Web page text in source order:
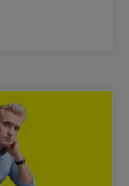
en
Dus omarm
werk
je